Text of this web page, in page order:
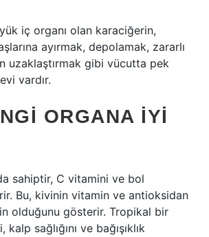
iç organı olan karaciğerin,
ayırmak, depolamak, zararlı
uzaklaştırmak gibi vücutta pek
vardır.
ORGANA IYI
sahiptir, C vitamini ve bol
Bu, kivinin vitamin ve antioksidan
olduğunu gösterir. Tropikal bir
sağlığını ve bağışıklık